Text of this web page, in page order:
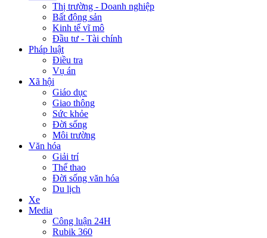
Thị trường - Doanh nghiệp
Bất động sản
Kinh tế vĩ mô
Đầu tư - Tài chính
Pháp luật
Điều tra
Vụ án
Xã hội
Giáo dục
Giao thông
Sức khỏe
Đời sống
Môi trường
Văn hóa
Giải trí
Thể thao
Đời sống văn hóa
Du lịch
Xe
Media
Công luận 24H
Rubik 360